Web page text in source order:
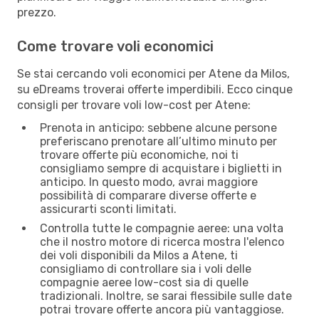
prezzo.
Come trovare voli economici
Se stai cercando voli economici per Atene da Milos,
su eDreams troverai offerte imperdibili. Ecco cinque
consigli per trovare voli low-cost per Atene:
Prenota in anticipo: sebbene alcune persone
preferiscano prenotare all’ultimo minuto per
trovare offerte più economiche, noi ti
consigliamo sempre di acquistare i biglietti in
anticipo. In questo modo, avrai maggiore
possibilità di comparare diverse offerte e
assicurarti sconti limitati.
Controlla tutte le compagnie aeree: una volta
che il nostro motore di ricerca mostra l'elenco
dei voli disponibili da Milos a Atene, ti
consigliamo di controllare sia i voli delle
compagnie aeree low-cost sia di quelle
tradizionali. Inoltre, se sarai flessibile sulle date
potrai trovare offerte ancora più vantaggiose.